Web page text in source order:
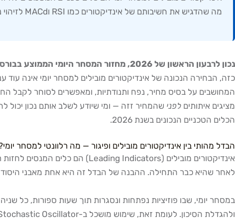
מה שהדגיש את חשיבותם של אינדיקטורים כמו RSI וMACd לזיהוי נקודות כניסה ויציאה מדויקות בסביבת מסחר תנודתית זו.
נכון לרבעון הראשון של 2026, מחזור המסחר היומי הממוצע בבורסה בתל אביב עמד על כ-5.09 מיליארד שקל — גידול של כ-100% בהשוואה לתקופה המקבילה אשתקד.
כזה, הבחירה הנכונה של אינדיקטורים מובילים למסחר יומי אינה
מציגים איתותים לפני שהמחיר זזה — ומי שיודע לשלב אותם נכון יכול
הכלים הטכניים הנכונים בשנת 2026.
הבדל מהותי בין אינדיקטורים מובילים ופיגור — מה רלוונטי למסחר
אינדיקטורים מובילים (Leading Indicators) הם כלים המנסים לחזות תנועות מחיר עתידיות ולתת אות
לאחר שהיא כבר התחילה. ההבנה של הבדל זה היא אחת מאבני היסוד
ולהגדלת הסיכון. לעומת זאת, שימוש מושכל ב-RSI, Stochastic Oscillator או VWAP יכול לתת לסוחר חלון זמן קצר שבו מחיר עדיין לא "עשה את המהלך", ולכן פוטנציאל הרווח גבוה יחסית לסיכון.